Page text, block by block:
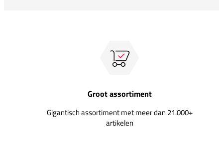
Groot assortiment
Gigantisch assortiment met meer dan 21.000+
artikelen